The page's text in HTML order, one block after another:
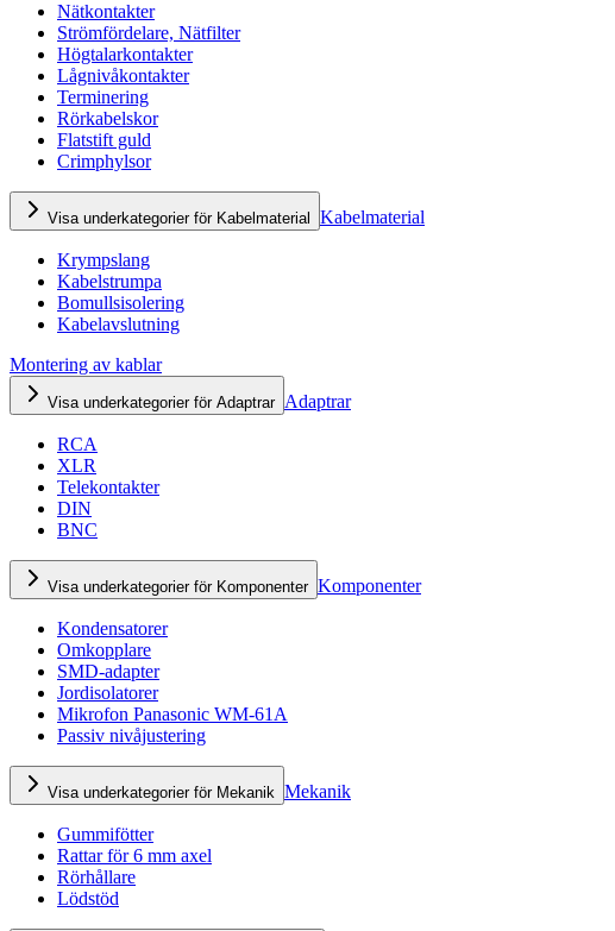
Nätkontakter
Strömfördelare, Nätfilter
Högtalarkontakter
Lågnivåkontakter
Terminering
Rörkabelskor
Flatstift guld
Crimphylsor
Visa underkategorier för Kabelmaterial Kabelmaterial
Krympslang
Kabelstrumpa
Bomullsisolering
Kabelavslutning
Montering av kablar
Visa underkategorier för Adaptrar Adaptrar
RCA
XLR
Telekontakter
DIN
BNC
Visa underkategorier för Komponenter Komponenter
Kondensatorer
Omkopplare
SMD-adapter
Jordisolatorer
Mikrofon Panasonic WM-61A
Passiv nivåjustering
Visa underkategorier för Mekanik Mekanik
Gummifötter
Rattar för 6 mm axel
Rörhållare
Lödstöd